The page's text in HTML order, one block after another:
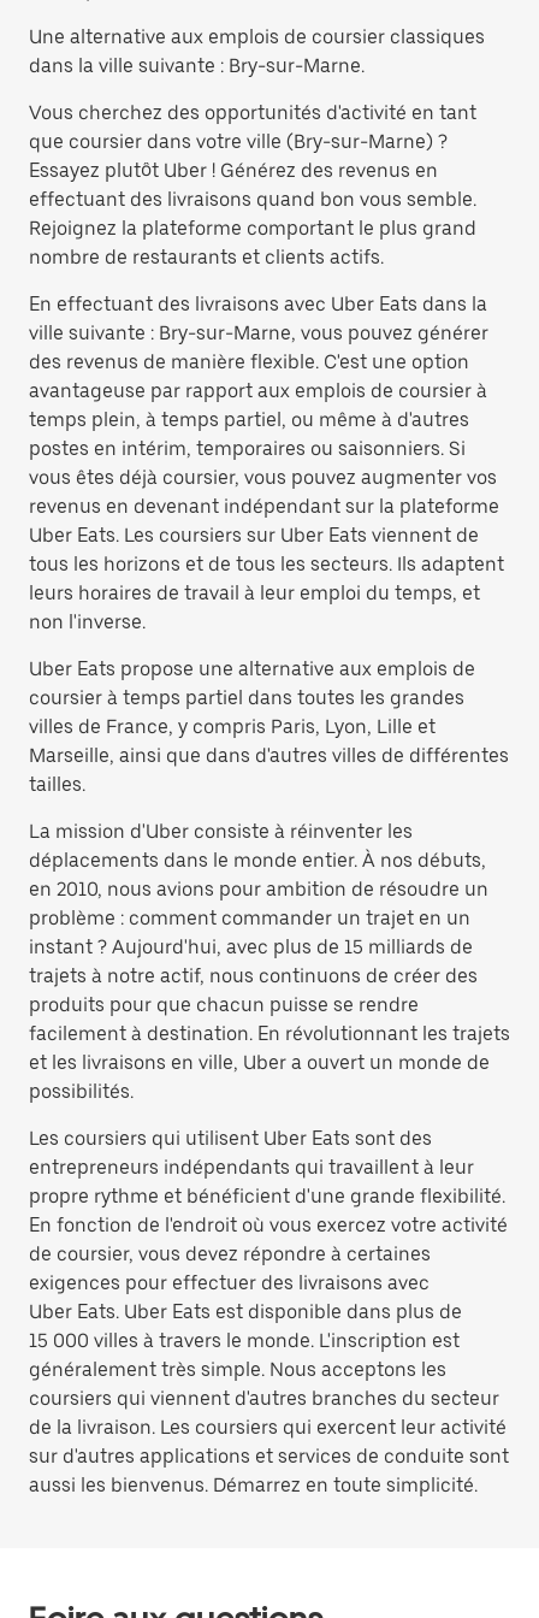
Une alternative aux emplois de coursier classiques
dans la ville suivante : Bry-sur-Marne.
Vous cherchez des opportunités d'activité en tant
que coursier dans votre ville (Bry-sur-Marne) ?
Essayez plutôt Uber ! Générez des revenus en
effectuant des livraisons quand bon vous semble.
Rejoignez la plateforme comportant le plus grand
nombre de restaurants et clients actifs.
En effectuant des livraisons avec Uber Eats dans la
ville suivante : Bry-sur-Marne, vous pouvez générer
des revenus de manière flexible. C'est une option
avantageuse par rapport aux emplois de coursier à
temps plein, à temps partiel, ou même à d'autres
postes en intérim, temporaires ou saisonniers. Si
vous êtes déjà coursier, vous pouvez augmenter vos
revenus en devenant indépendant sur la plateforme
Uber Eats. Les coursiers sur Uber Eats viennent de
tous les horizons et de tous les secteurs. Ils adaptent
leurs horaires de travail à leur emploi du temps, et
non l'inverse.
Uber Eats propose une alternative aux emplois de
coursier à temps partiel dans toutes les grandes
villes de France, y compris Paris, Lyon, Lille et
Marseille, ainsi que dans d'autres villes de différentes
tailles.
La mission d'Uber consiste à réinventer les
déplacements dans le monde entier. À nos débuts,
en 2010, nous avions pour ambition de résoudre un
problème : comment commander un trajet en un
instant ? Aujourd'hui, avec plus de 15 milliards de
trajets à notre actif, nous continuons de créer des
produits pour que chacun puisse se rendre
facilement à destination. En révolutionnant les trajets
et les livraisons en ville, Uber a ouvert un monde de
possibilités.
Les coursiers qui utilisent Uber Eats sont des
entrepreneurs indépendants qui travaillent à leur
propre rythme et bénéficient d'une grande flexibilité.
En fonction de l'endroit où vous exercez votre activité
de coursier, vous devez répondre à certaines
exigences pour effectuer des livraisons avec
Uber Eats. Uber Eats est disponible dans plus de
15 000 villes à travers le monde. L'inscription est
généralement très simple. Nous acceptons les
coursiers qui viennent d'autres branches du secteur
de la livraison. Les coursiers qui exercent leur activité
sur d'autres applications et services de conduite sont
aussi les bienvenus. Démarrez en toute simplicité.